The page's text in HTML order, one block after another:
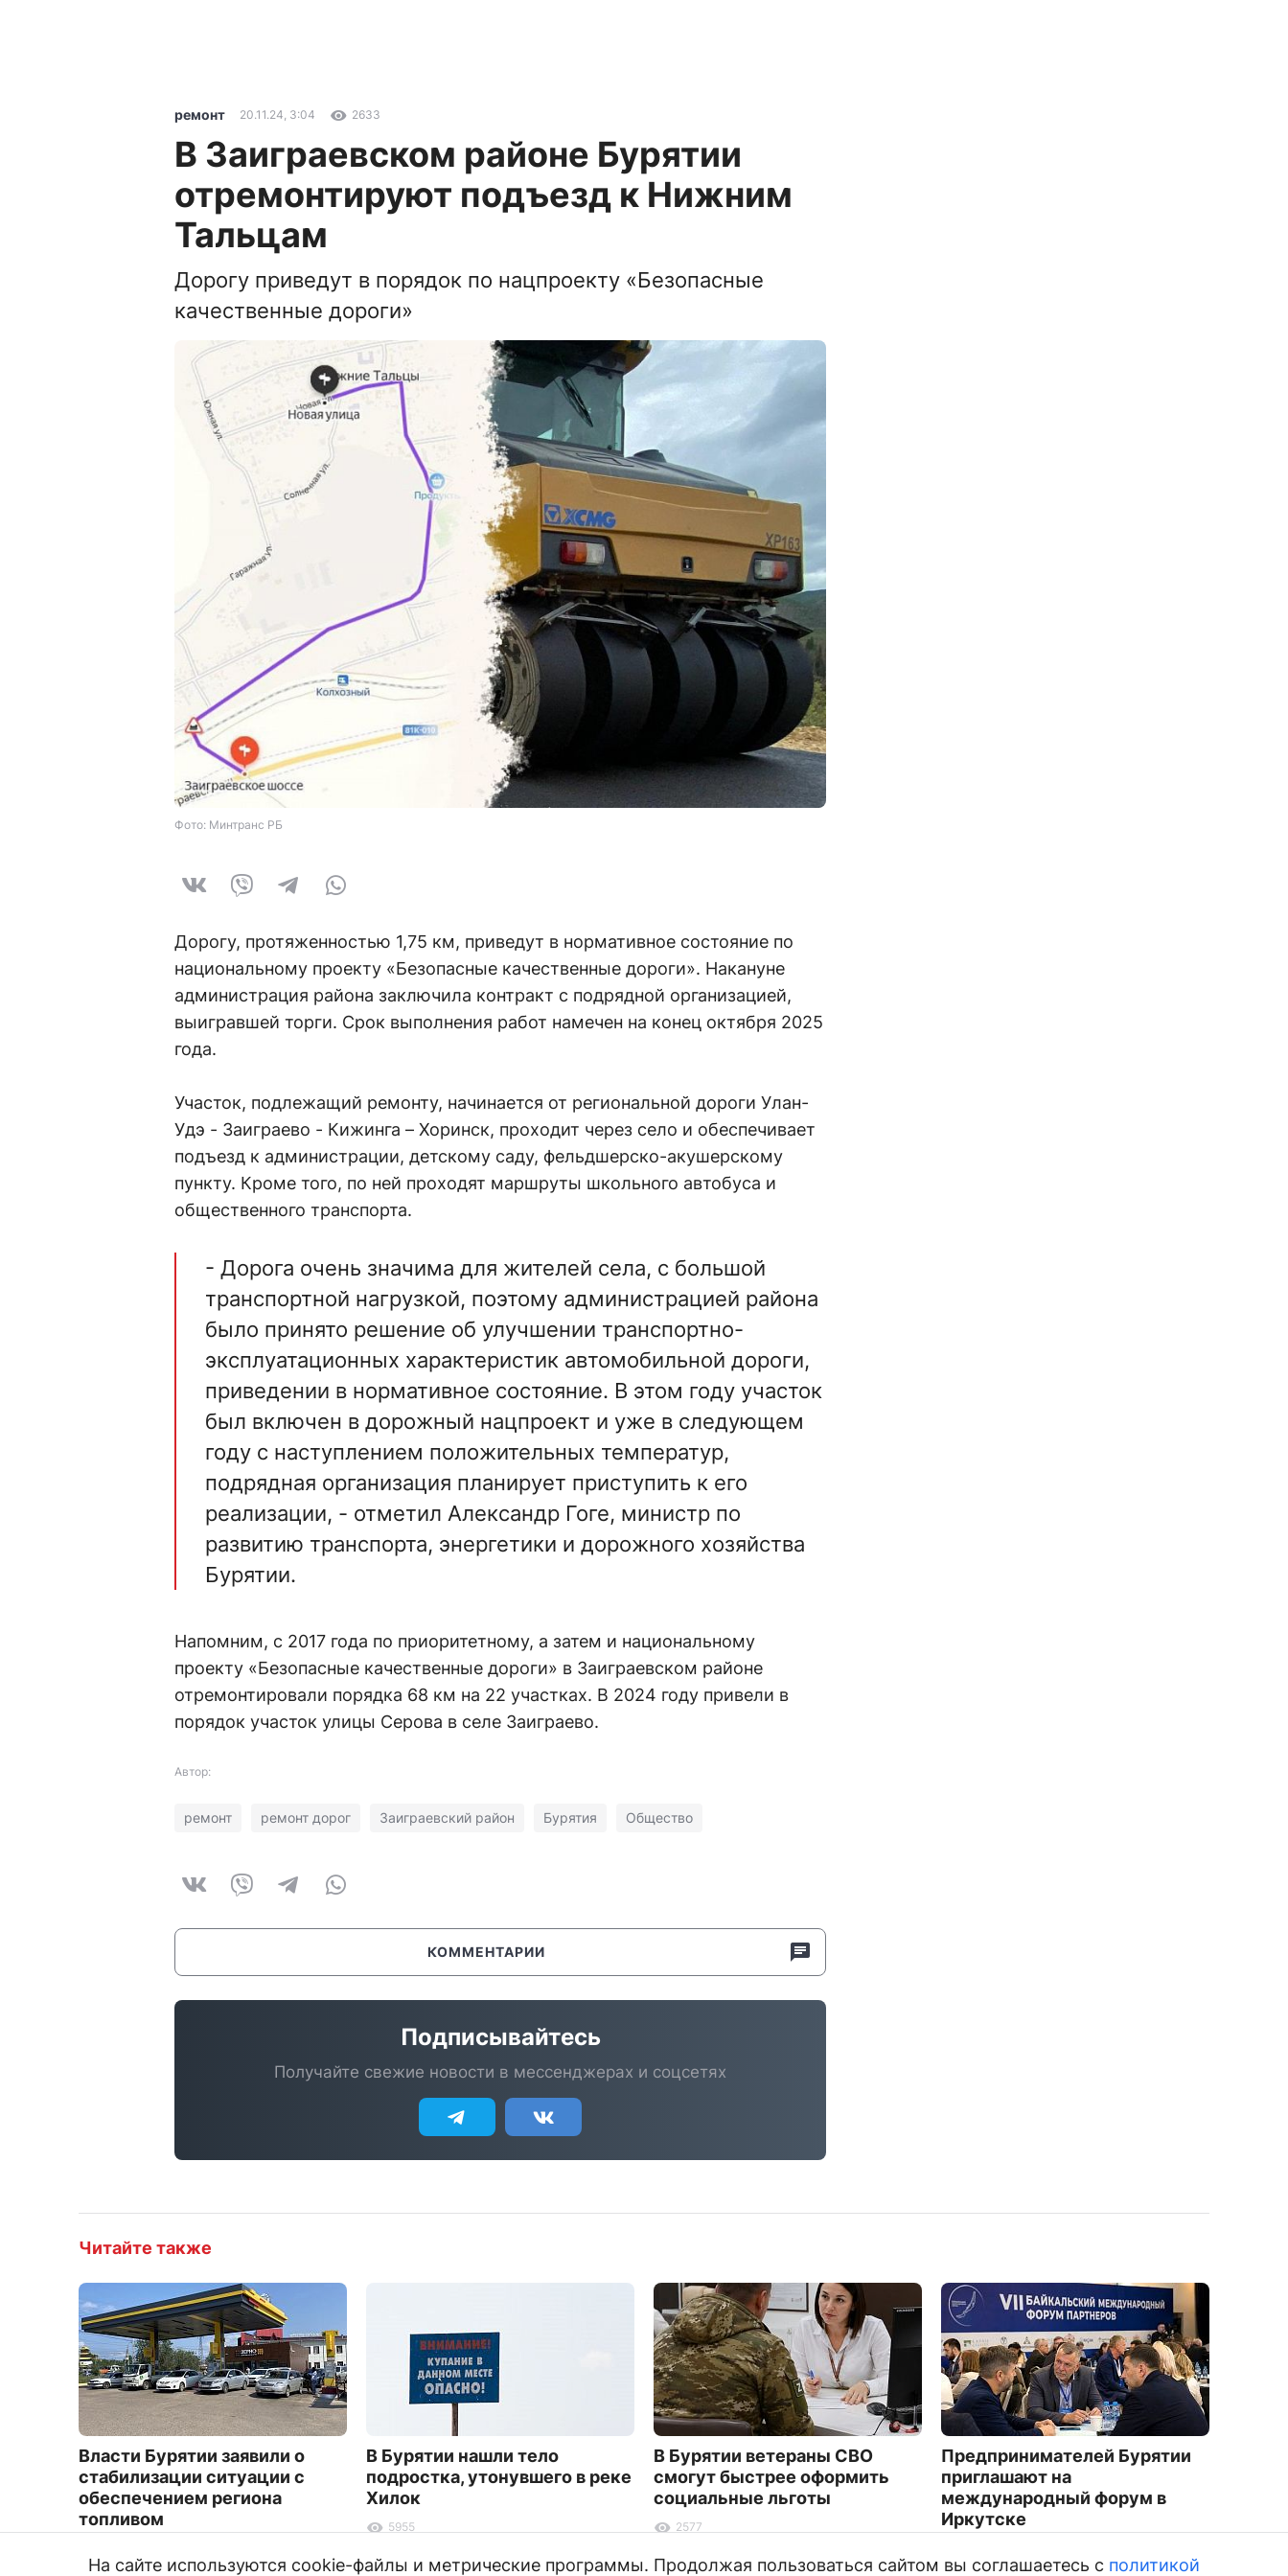
ремонт 20.11.24, 3:04 2633
В Заиграевском районе Бурятии
отремонтируют подъезд к Нижним
Тальцам
Дорогу приведут в порядок по нацпроекту «Безопасные
качественные дороги»
Фото: Минтранс РБ
Дорогу, протяженностью 1,75 км, приведут в нормативное состояние по
национальному проекту «Безопасные качественные дороги». Накануне
администрация района заключила контракт с подрядной организацией,
выигравшей торги. Срок выполнения работ намечен на конец октября 2025
года.
Участок, подлежащий ремонту, начинается от региональной дороги Улан-
Удэ - Заиграево - Кижинга – Хоринск, проходит через село и обеспечивает
подъезд к администрации, детскому саду, фельдшерско-акушерскому
пункту. Кроме того, по ней проходят маршруты школьного автобуса и
общественного транспорта.
- Дорога очень значима для жителей села, с большой
транспортной нагрузкой, поэтому администрацией района
было принято решение об улучшении транспортно-
эксплуатационных характеристик автомобильной дороги,
приведении в нормативное состояние. В этом году участок
был включен в дорожный нацпроект и уже в следующем
году с наступлением положительных температур,
подрядная организация планирует приступить к его
реализации, - отметил Александр Гоге, министр по
развитию транспорта, энергетики и дорожного хозяйства
Бурятии.
Напомним, с 2017 года по приоритетному, а затем и национальному
проекту «Безопасные качественные дороги» в Заиграевском районе
отремонтировали порядка 68 км на 22 участках. В 2024 году привели в
порядок участок улицы Серова в селе Заиграево.
Автор:
ремонт ремонт дорог Заиграевский район Бурятия Общество
КОММЕНТАРИИ
Подписывайтесь
Получайте свежие новости в мессенджерах и соцсетях
Читайте также
Власти Бурятии заявили о
стабилизации ситуации с
обеспечением региона
топливом
В Бурятии нашли тело
подростка, утонувшего в реке
Хилок
5955
В Бурятии ветераны СВО
смогут быстрее оформить
социальные льготы
2577
Предпринимателей Бурятии
приглашают на
международный форум в
Иркутске
На сайте используются cookie-файлы и метрические программы. Продолжая пользоваться сайтом вы соглашаетесь с политикой